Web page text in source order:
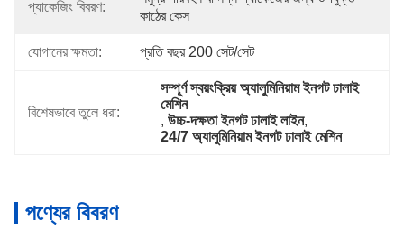
প্যাকেজিং বিবরণ:
কাঠের কেস
যোগানের ক্ষমতা: প্রতি বছর 200 সেট/সেট
বিশেষভাবে তুলে ধরা:
সম্পূর্ণ স্বয়ংক্রিয় অ্যালুমিনিয়াম ইনগট ঢালাই
মেশিন
, উচ্চ-দক্ষতা ইনগট ঢালাই লাইন,
24/7 অ্যালুমিনিয়াম ইনগট ঢালাই মেশিন
পণ্যের বিবরণ